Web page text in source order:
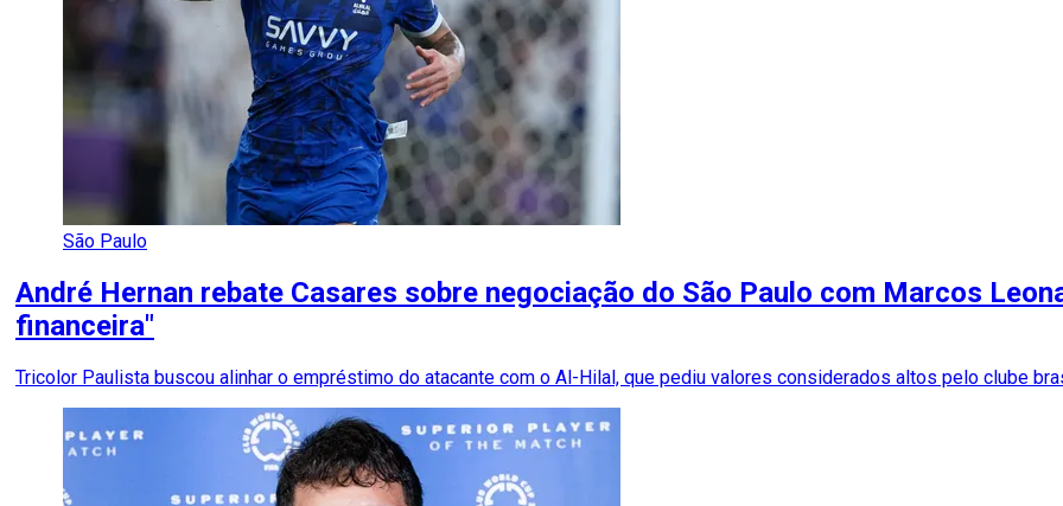
São Paulo
André Hernan rebate Casares sobre negociação do São Paulo com Marcos
financeira"
Tricolor Paulista buscou alinhar o empréstimo do atacante com o Al-Hilal, que pediu valores considerados altos pelo clube